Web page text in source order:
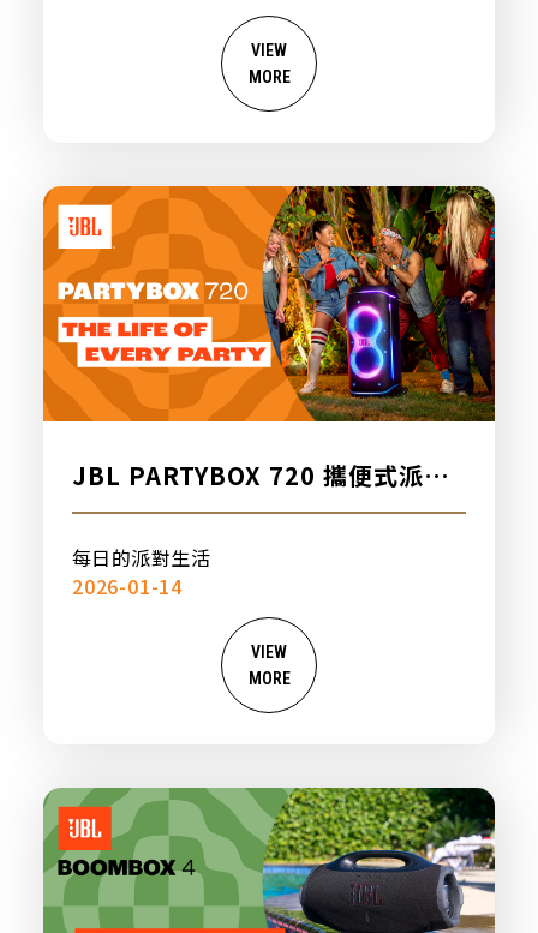
VIEW
MORE
JBL PARTYBOX 720 攜便式派對
燈光藍牙喇叭，新品上市
每日的派對生活
2026-01-14
VIEW
MORE